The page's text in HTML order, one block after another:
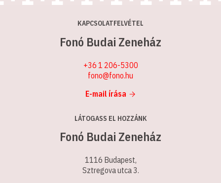
KAPCSOLATFELVÉTEL
Fonó Budai Zeneház
+36 1 206-5300
fono@fono.hu
E-mail írása
LÁTOGASS EL HOZZÁNK
Fonó Budai Zeneház
1116 Budapest,
Sztregova utca 3.